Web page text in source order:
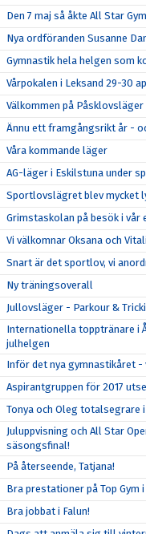
Den 7 maj så åkte All Star
Nya ordföranden Susanne
Gymnastik hela helgen som
Vårpokalen i Leksand 29-30
Välkommen på Påsklovsläger
Ännu ett framgångsrikt år -
Våra kommande läger
AG-läger i Eskilstuna under
Sportlovslägret blev mycket
Grimstaskolan på besök i vår
Vi välkomnar Oksana och
Snart är det sportlov, vi
Ny träningsoverall
Jullovsläger - Parkour &
Internationella topptränare i
julhelgen
Inför det nya gymnastikåret
Aspirantgruppen för 2017
Tonya och Oleg totalsegrare
Juluppvisning och All Star
säsongsfinal!
På återseende, Tatjana!
Bra prestationer på Top Gym
Bra jobbat i Falun!